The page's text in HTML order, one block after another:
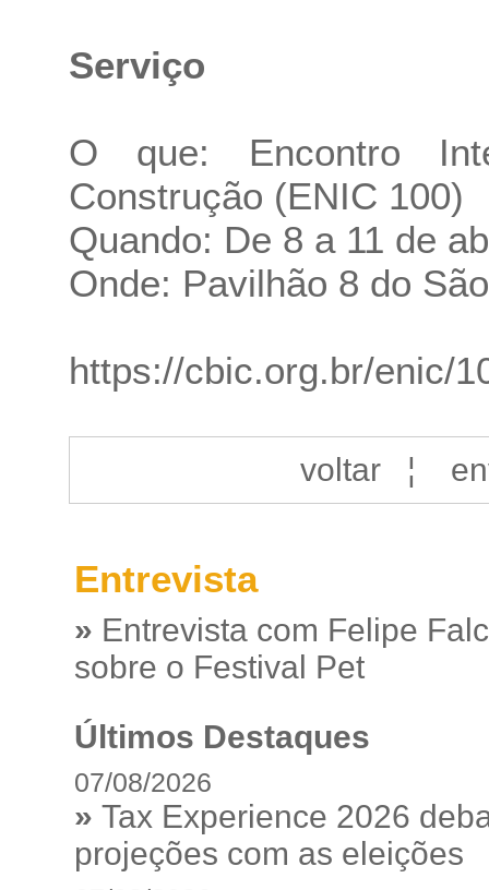
Serviço
O que: Encontro
Construção (ENIC 100)
Quando: De 8 a 11 de
Onde: Pavilhão 8 do
https://cbic.org.br/enic/
voltar¦
Entrevista
» Entrevista com Felipe
sobre o Festival Pet
Últimos Destaques
07/08/2026
» Tax Experience 2026
projeções com as eleições